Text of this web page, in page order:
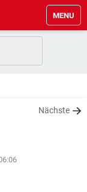
MENU
Nächste